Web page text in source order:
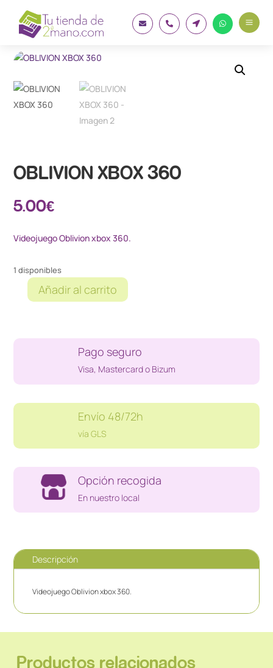
    a
OBLIVION XBOX 360
5.00€
Videojuego Oblivion xbox 360.
1 disponibles
OBLIVION
cantidad
Añadir al carrito
Pago seguro
Visa, Mastercard o Bizum
Envío 48/72h
vía GLS
Opción recogida
En nuestro local
Descripción
Videojuego Oblivion xbox 360.
Productos relacionados